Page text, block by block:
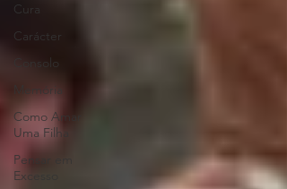
Cura
Carácter
Consolo
Memória
Como Amar
Uma Filha
Pensar em
Excesso